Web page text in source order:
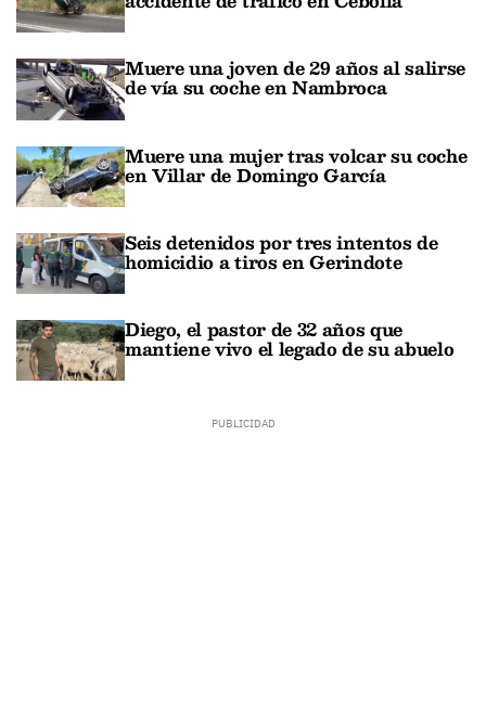
Muere una joven de 29 años al salirse
de vía su coche en Nambroca
Muere una mujer tras volcar su coche
en Villar de Domingo García
Seis detenidos por tres intentos de
homicidio a tiros en Gerindote
Diego, el pastor de 32 años que
mantiene vivo el legado de su abuelo